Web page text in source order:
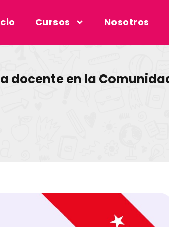
Cursos Nosotros
docente en la